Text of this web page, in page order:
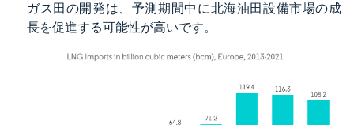
ガス田の開発は、予測期間中に北海油田設備市場の成
長を促進する可能性が高いです。